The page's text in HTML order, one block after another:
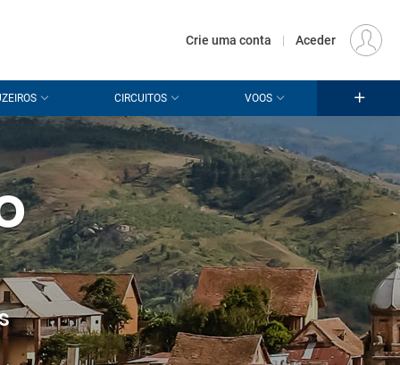
Crie uma conta | Aceder
CIRCUITOS VOOS